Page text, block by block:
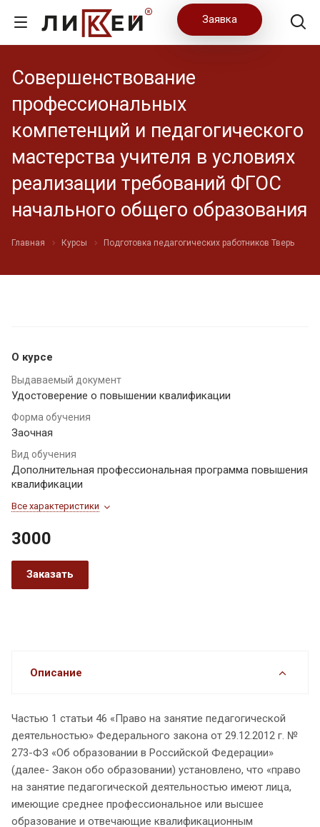
Заявка
Совершенствование
профессиональных
компетенций и педагогического
мастерства учителя в условиях
реализации требований ФГОС
начального общего образования
Главная Курсы Подготовка педагогических работников Тверь
О курсе
Выдаваемый документ
Удостоверение о повышении квалификации
Форма обучения
Заочная
Вид обучения
Дополнительная профессиональная программа повышения
квалификации
Все характеристики
3000
Заказать
Описание
Частью 1 статьи 46 «Право на занятие педагогической
деятельностью» Федерального закона от 29.12.2012 г. №
273-ФЗ «Об образовании в Российской Федерации»
(далее- Закон обо образовании) установлено, что «право
на занятие педагогической деятельностью имеют лица,
имеющие среднее профессиональное или высшее
образование и отвечающие квалификационным